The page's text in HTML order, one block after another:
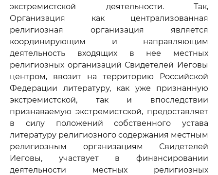
экстремистской деятельности. Так,
Организация как централизованная
религиозная организация является
координирующим и направляющим
деятельность входящих в нее местных
религиозных организаций Свидетелей Иеговы
центром, ввозит на территорию Российской
Федерации литературу, как уже признанную
экстремистской, так и впоследствии
признаваемую экстремистской, предоставляет
в силу положений собственного устава
литературу религиозного содержания местным
религиозным организациям Свидетелей
Иеговы, участвует в финансировании
деятельности местных религиозных